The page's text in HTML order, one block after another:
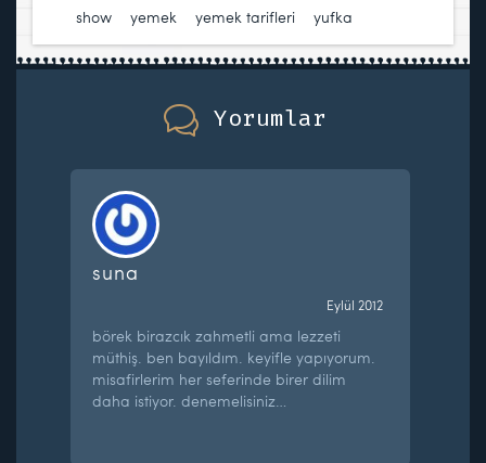
show
yemek yemek tarifleri yufka
Yorumlar
suna
Eylül 2012
börek birazcık zahmetli ama lezzeti
müthiş. ben bayıldım. keyifle yapıyorum.
misafirlerim her seferinde birer dilim
daha istiyor. denemelisiniz…